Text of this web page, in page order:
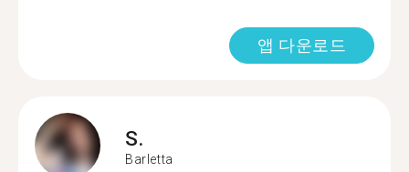
앱 다운로드
S.
Barletta